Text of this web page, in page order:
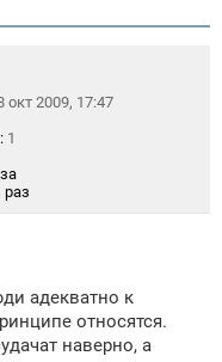
окт 2009, 17:47
1
раз
адекватно к
относятся.
наверно, а